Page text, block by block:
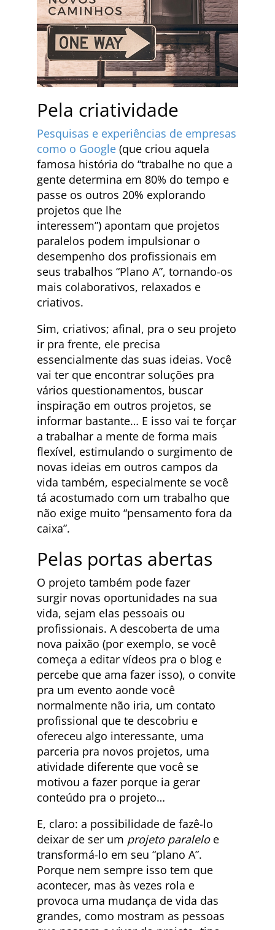
Pela criatividade
Pesquisas e experiências de empresas
como o Google (que criou aquela
famosa história do “trabalhe no que a
gente determina em 80% do tempo e
passe os outros 20% explorando
projetos que lhe
interessem”) apontam que projetos
paralelos podem impulsionar o
desempenho dos profissionais em
seus trabalhos “Plano A”, tornando-os
mais colaborativos, relaxados e
criativos.
Sim, criativos; afinal, pra o seu projeto
ir pra frente, ele precisa
essencialmente das suas ideias. Você
vai ter que encontrar soluções pra
vários questionamentos, buscar
inspiração em outros projetos, se
informar bastante… E isso vai te forçar
a trabalhar a mente de forma mais
flexível, estimulando o surgimento de
novas ideias em outros campos da
vida também, especialmente se você
tá acostumado com um trabalho que
não exige muito “pensamento fora da
caixa”.
Pelas portas abertas
O projeto também pode fazer
surgir novas oportunidades na sua
vida, sejam elas pessoais ou
profissionais. A descoberta de uma
nova paixão (por exemplo, se você
começa a editar vídeos pra o blog e
percebe que ama fazer isso), o convite
pra um evento aonde você
normalmente não iria, um contato
profissional que te descobriu e
ofereceu algo interessante, uma
parceria pra novos projetos, uma
atividade diferente que você se
motivou a fazer porque ia gerar
conteúdo pra o projeto…
E, claro: a possibilidade de fazê-lo
deixar de ser um projeto paraleloe
transformá-lo em seu “plano A”.
Porque nem sempre isso tem que
acontecer, mas às vezes rola e
provoca uma mudança de vida das
grandes, como mostram as pessoas